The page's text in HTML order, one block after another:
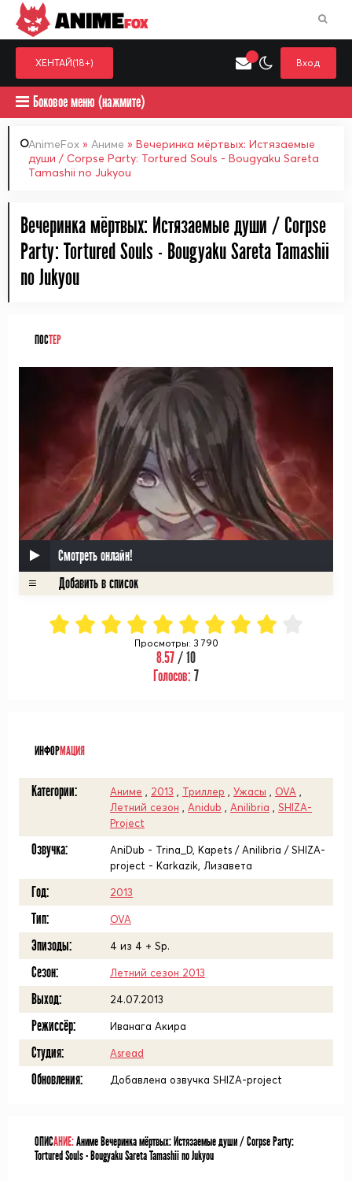
ANIMEFOX
ХЕНТАЙ(18+) Вход
Боковое меню (нажмите)
AnimeFox » Аниме » Вечеринка мёртвых: Истязаемые
души / Corpse Party: Tortured Souls - Bougyaku Sareta
Tamashii no Jukyou
Вечеринка мёртвых: Истязаемые души / Corpse
Party: Tortured Souls - Bougyaku Sareta Tamashii
no Jukyou
ПОСТЕР
Смотреть онлайн!
Просмотры: 3 790
8.57/ 10
Голосов: 7
ИНФОРМАЦИЯ
Категории: Аниме 2013 Триллер Ужасы OVA
Летний сезон
Anidub Anilibria
SHIZA-
Project
Озвучка:
AniDub - Trina_D, Kapets / Anilibria / SHIZA-
project - Karkazik, Лизавета
Год: 2013
Тип: OVA
Эпизоды: 4 из 4 + Sp.
Сезон: Летний сезон 2013
Выход: 24.07.2013
Режиссёр: Иванага Акира
Студия: Asread
Обновления: Добавлена озвучка SHIZA-project
ОПИСАНИЕ:Аниме Вечеринка мёртвых: Истязаемые души / Corpse Party:
Tortured Souls - Bougyaku Sareta Tamashii no Jukyou